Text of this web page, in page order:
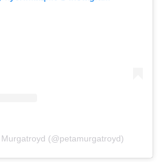
(@petamurgatroyd)